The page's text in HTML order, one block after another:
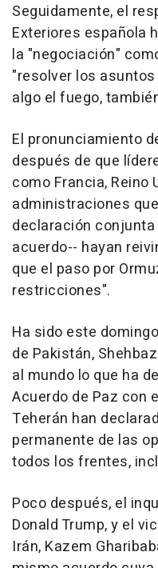
Seguidamente, el
Exteriores española
la "negociación"
"resolver los
algo el fuego,
El pronunciamiento
después de que
como Francia, Reino
administraciones
declaración
acuerdo-- hayan
que el paso por
restricciones".
Ha sido este
de Pakistán,
al mundo lo que ha
Acuerdo de Paz con
Teherán han
permanente de las
todos los frentes,
Poco después, el
Donald Trump, y el
Irán, Kazem